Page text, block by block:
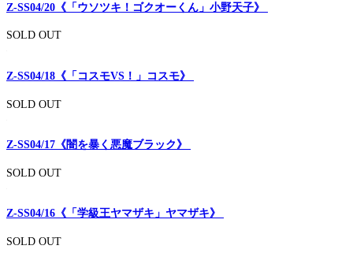
Z-SS04/20《「ウソツキ！ゴクオーくん」小野天子》
SOLD OUT
Z-SS04/18《「コスモVS！」コスモ》
SOLD OUT
Z-SS04/17《闇を暴く悪魔ブラック》
SOLD OUT
Z-SS04/16《「学級王ヤマザキ」ヤマザキ》
SOLD OUT